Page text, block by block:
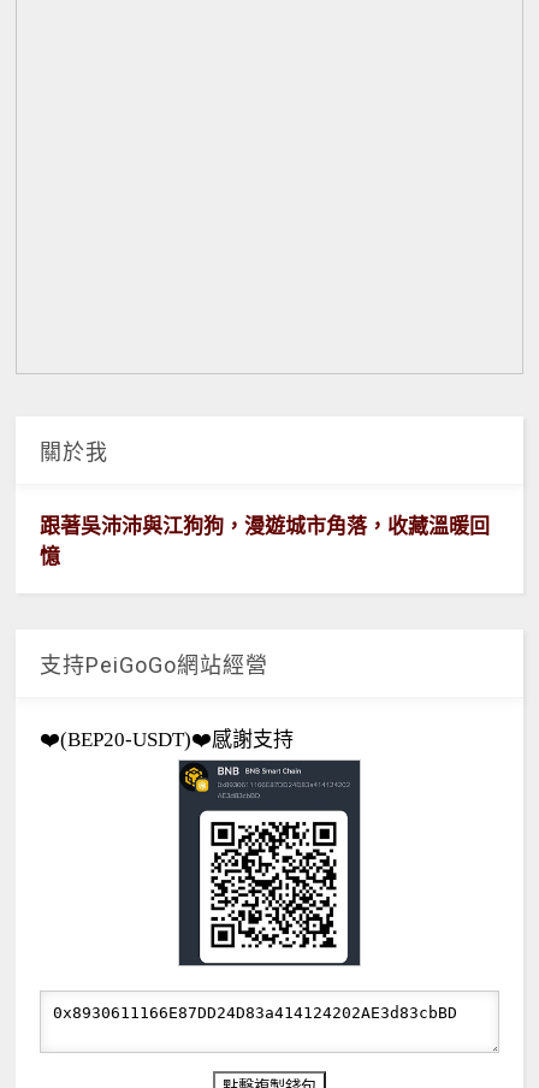
關於我
跟著吳沛沛與江狗狗，漫遊城市角落，收藏溫暖回
憶
支持PeiGoGo網站經營
❤️(BEP20-USDT)❤️感謝支持